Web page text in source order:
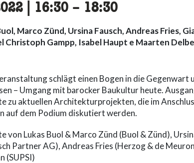
16:30 accessibility.time_to
– 18:30
Marco Zünd, Ursina Fausch, Andreas Fries,
Christoph Gampp, Isabel Haupt e Maarten
schlägt einen Bogen in die Gegenwart
– Umgang mit barocker Baukultur heute.
zu aktuellen Architekturprojekten, die im
auf dem Podium diskutiert werden.
von Lukas Buol & Marco Zünd (Buol & Zünd),
Partner AG), Andreas Fries (Herzog & de
(SUPSI)